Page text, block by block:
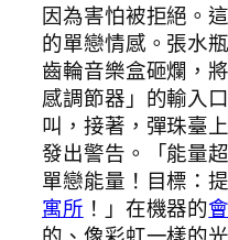
因為害怕被拒絕。
的單戀情感。張水
齒輪音樂盒砸爛，
感調節器」的輸入
叫，接著，彈珠臺
發出警告。「能量
單戀能量！目標：
寓所 ！」在機器的